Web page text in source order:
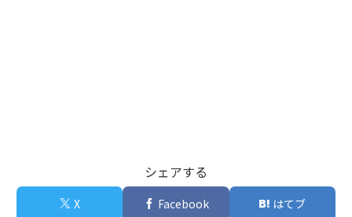
シェアする
X Facebook はてブ